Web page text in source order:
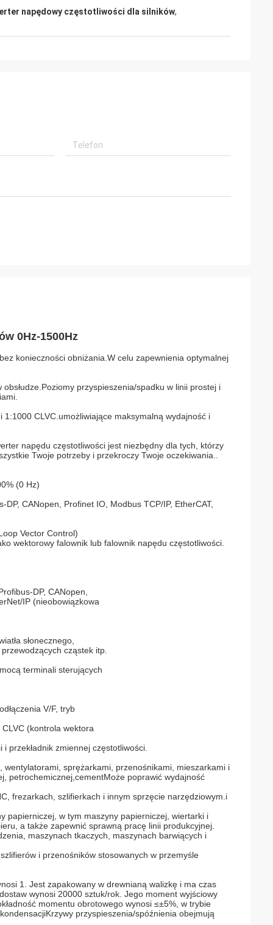
napędowy częstotliwości dla silników,
0Hz-1500Hz
konieczności obniżania.W celu zapewnienia optymalnej
przyspieszenia/spadku w linii prostej i
CLVC.umożliwiające maksymalną wydajność i
napędu częstotliwości jest niezbędny dla tych, którzy
Twoje potrzeby i przekroczy Twoje oczekiwania..
(0 Hz)
CANopen, Profinet IO, Modbus TCP/IP, EtherCAT,
Vector Control)
wektorowy falownik lub falownik napędu częstotliwości.
DP, CANopen,
IP (nieobowiązkowa
słonecznego,
cząstek itp.
terminali sterujących
V/F, tryb
(kontrola wektora
przekładnik zmiennej częstotliwości.
sprężarkami, przenośnikami, mieszarkami i
petrochemicznej,cementMoże poprawić wydajność
frezarkach, szlifierkach i innym sprzęcie narzędziowym.i
papierniczej, w tym maszyny papierniczej, wiertarki i
a także zapewnić sprawną pracę linii produkcyjnej.
maszynach tkaczych, maszynach barwiących i
i przenośników stosowanych w przemyśle
1. Jest zapakowany w drewnianą walizkę i ma czas
wynosi 20000 sztuk/rok. Jego moment wyjściowy
momentu obrotowego wynosi ≤±5%, w trybie
przyspieszenia/spóźnienia obejmują